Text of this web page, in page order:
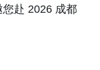
赴 2026 成都